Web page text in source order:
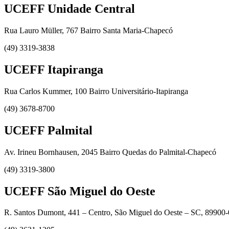
UCEFF Unidade Central
Rua Lauro Müller, 767 Bairro Santa Maria-Chapecó
(49) 3319-3838
UCEFF Itapiranga
Rua Carlos Kummer, 100 Bairro Universitário-Itapiranga
(49) 3678-8700
UCEFF Palmital
Av. Irineu Bornhausen, 2045 Bairro Quedas do Palmital-Chapecó
(49) 3319-3800
UCEFF São Miguel do Oeste
R. Santos Dumont, 441 – Centro, São Miguel do Oeste – SC,